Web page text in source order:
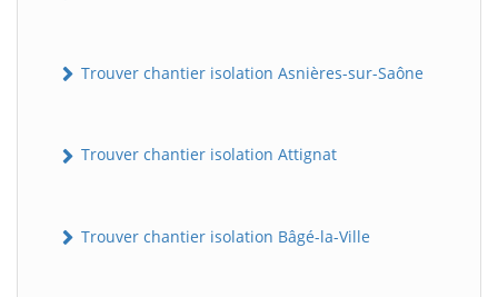
Trouver chantier isolation Asnières-sur-Saône
Trouver chantier isolation Attignat
Trouver chantier isolation Bâgé-la-Ville